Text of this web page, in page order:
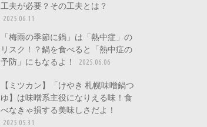
工夫が必要？その工夫とは？
2025.06.11
「梅雨の季節に鍋」は「熱中症」の
リスク！？鍋を食べると「熱中症の
予防」にもなるよ！
2025.06.06
【ミツカン】「けやき 札幌味噌鍋つ
ゆ】は味噌系主役になりえる味！食
べなきゃ損する美味しさだよ！
2025.05.31